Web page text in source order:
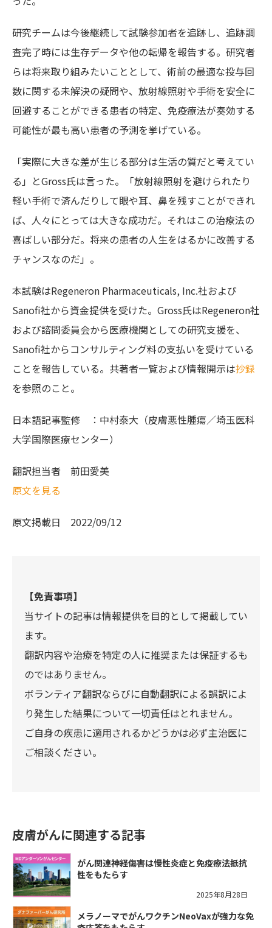
研究チームは今後継続して試験参加者を追跡し、追跡調
査完了時には生存データや他の転帰を報告する。研究者
らは将来取り組みたいこととして、術前の最適な投与回
数に関する未解決の疑問や、放射線照射や手術を安全に
回避することができる患者の特定、免疫療法が奏効する
可能性が最も高い患者の予測を挙げている。
「実際に大きな差が生じる部分は生活の質だと考えてい
る」とGross氏は言った。「放射線照射を避けられたり
軽い手術で済んだりして眼や耳、鼻を残すことができれ
ば、人々にとっては大きな成功だ。それはこの治療法の
喜ばしい部分だ。将来の患者の人生をはるかに改善する
チャンスなのだ」。
本試験はRegeneron Pharmaceuticals, Inc.社および
Sanofi社から資金提供を受けた。Gross氏はRegeneron社
および諮問委員会から医療機関としての研究支援を、
Sanofi社からコンサルティング料の支払いを受けている
ことを報告している。共著者一覧および情報開示は抄録
を参照のこと。
日本語記事監修 ：中村泰大（皮膚悪性腫瘍／埼玉医科
大学国際医療センター）
翻訳担当者 前田愛美
原文を見る
原文掲載日 2022/09/12
【免責事項】
当サイトの記事は情報提供を目的として掲載してい
ます。
翻訳内容や治療を特定の人に推奨または保証するも
のではありません。
ボランティア翻訳ならびに自動翻訳による誤訳によ
り発生した結果について一切責任はとれません。
ご自身の疾患に適用されるかどうかは必ず主治医に
ご相談ください。
皮膚がんに関連する記事
がん関連神経傷害は慢性炎症と免疫療法抵抗
性をもたらす
2025年8月28日
メラノーマでがんワクチンNeoVaxが強力な免